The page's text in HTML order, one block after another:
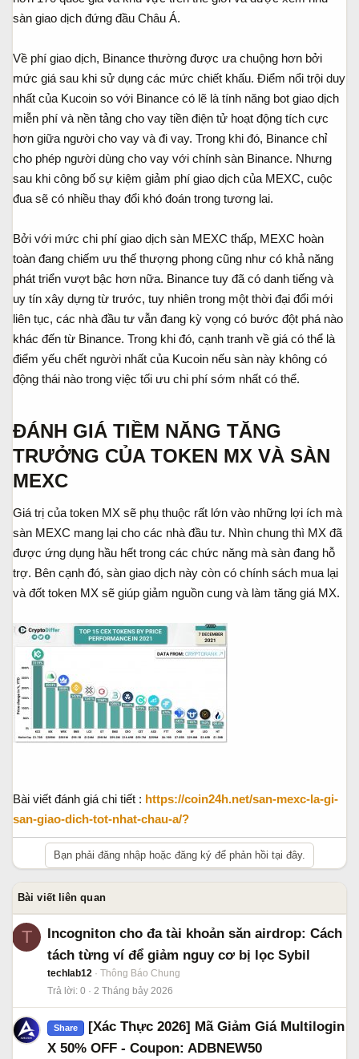
sàn giao dịch đứng đầu Châu Á.
Về phí giao dịch, Binance thường được ưa chuộng hơn bởi
mức giá sau khi sử dụng các mức chiết khấu. Điểm nổi trội duy
nhất của Kucoin so với Binance có lẽ là tính năng bot giao dịch
miễn phí và nền tảng cho vay tiền điện tử hoạt động tích cực
hơn giữa người cho vay và đi vay. Trong khi đó, Binance chỉ
cho phép người dùng cho vay với chính sàn Binance. Nhưng
sau khi công bố sự kiệm giảm phí giao dịch của MEXC, cuộc
đua sẽ có nhiều thay đổi khó đoán trong tương lai.
Bởi với mức chi phí giao dịch sàn MEXC thấp, MEXC hoàn
toàn đang chiếm ưu thế thượng phong cũng như có khả năng
phát triển vượt bậc hơn nữa. Binance tuy đã có danh tiếng và
uy tín xây dựng từ trước, tuy nhiên trong một thời đại đổi mới
liên tục, các nhà đầu tư vẫn đang kỳ vọng có bước đột phá nào
khác đến từ Binance. Trong khi đó, cạnh tranh về giá có thể là
điểm yếu chết người nhất của Kucoin nếu sàn này không có
động thái nào trong việc tối ưu chi phí sớm nhất có thể.
ĐÁNH GIÁ TIỀM NĂNG TĂNG
TRƯỞNG CỦA TOKEN MX VÀ SÀN
MEXC
Giá trị của token MX sẽ phụ thuộc rất lớn vào những lợi ích mà
sàn MEXC mang lại cho các nhà đầu tư. Nhìn chung thì MX đã
được ứng dụng hầu hết trong các chức năng mà sàn đang hỗ
trợ. Bên cạnh đó, sàn giao dịch này còn có chính sách mua lại
và đốt token MX sẽ giúp giảm nguồn cung và làm tăng giá MX.
Bài viết đánh giá chi tiết : https://coin24h.net/san-mexc-la-gi-
san-giao-dich-tot-nhat-chau-a/?
Bạn phải đăng nhập hoặc đăng ký để phản hồi tại đây.
Bài viết liên quan
T
Incogniton cho đa tài khoản săn airdrop: Cách
tách từng ví để giảm nguy cơ bị lọc Sybil
techlab12
Thông Báo Chung
Trả lời 0 2 Tháng bảy 2026
Share
[Xác Thực 2026] Mã Giảm Giá Multilogin
X 50% OFF - Coupon: ADBNEW50